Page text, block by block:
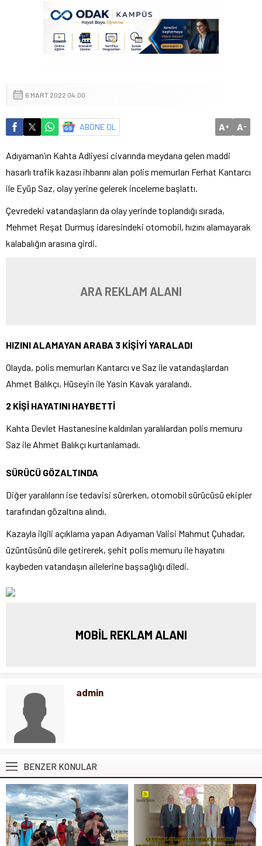
6 MART 2022 04:00
ABONE OL A+ A-
Adıyaman’ın Kahta Adliyesi civarında meydana gelen maddi
hasarlı trafik kazası ihbarını alan polis memurları Ferhat Kantarcı
ile Eyüp Saz, olay yerine gelerek inceleme başlattı.
Çevredeki vatandaşların da olay yerinde toplandığı sırada,
Mehmet Reşat Durmuş idaresindeki otomobil, hızını alamayarak
kalabalığın arasına girdi.
ARA REKLAM ALANI
HIZINI ALAMAYAN ARABA 3 KİŞİYİ YARALADI
Olayda, polis memurları Kantarcı ve Saz ile vatandaşlardan
Ahmet Balıkçı, Hüseyin ile Yasin Kavak yaralandı.
2 KİŞİ HAYATINI HAYBETTİ
Kahta Devlet Hastanesine kaldırılan yaralılardan polis memuru
Saz ile Ahmet Balıkçı kurtarılamadı.
SÜRÜCÜ GÖZALTINDA
Diğer yaralıların ise tedavisi sürerken, otomobil sürücüsü ekipler
tarafından gözaltına alındı.
Kazayla ilgili açıklama yapan Adıyaman Valisi Mahmut Çuhadar,
üzüntüsünü dile getirerek, şehit polis memuru ile hayatını
kaybeden vatandaşın ailelerine başsağlığı diledi.
MOBİL REKLAM ALANI
admin
BENZER KONULAR